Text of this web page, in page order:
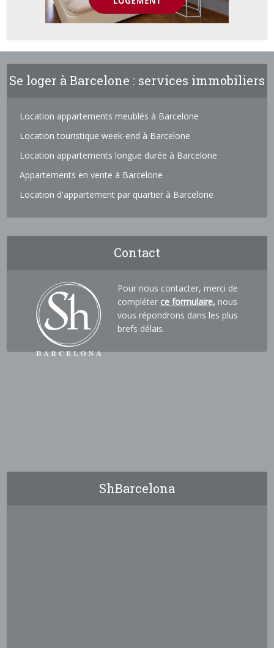
Se loger à Barcelone : services immobiliers
Location appartements meublés à Barcelone
Location touristique week-end à Barcelone
Location appartements longue durée à Barcelone
Appartements en vente à Barcelone
Location d'appartement par quartier à Barcelone
Contact
Pour nous contacter, merci de
compléter ce formulaire, nous
vous répondrons dans les plus
brefs délais.
ShBarcelona